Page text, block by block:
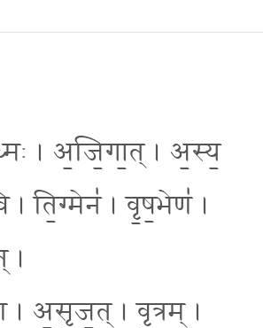
। अ॒जि॒गा॒त् । अ॒स्य॒
। ति॒ग्मेन॑ । वृ॒ष॒भेण॑ ।
।
। अ॒सृ॒ज॒त् । वृ॒त्रम् ।